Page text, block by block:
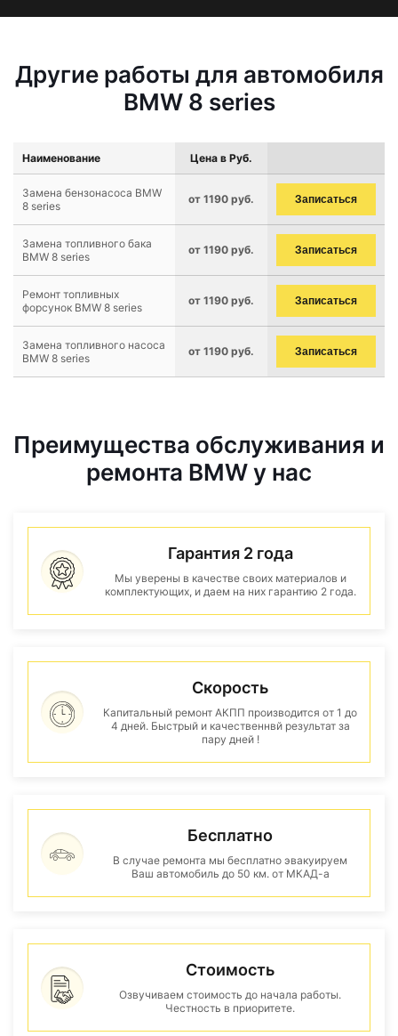
Другие работы для автомобиля
BMW 8 series
Наименование Цена в Руб.
Замена бензонасоса BMW
8 series
от 1190 руб. Записаться
Замена топливного бака
BMW 8 series
от 1190 руб. Записаться
Ремонт топливных
форсунок BMW 8 series
от 1190 руб. Записаться
Замена топливного насоса
BMW 8 series
от 1190 руб. Записаться
Преимущества обслуживания и
ремонта BMW у нас
Гарантия 2 года
Мы уверены в качестве своих материалов и
комплектующих, и даем на них гарантию 2 года.
Скорость
Капитальный ремонт АКПП производится от 1 до
4 дней. Быстрый и качественнвй результат за
пару дней !
Бесплатно
В случае ремонта мы бесплатно эвакуируем
Ваш автомобиль до 50 км. от МКАД-а
Стоимость
Озвучиваем стоимость до начала работы.
Честность в приоритете.